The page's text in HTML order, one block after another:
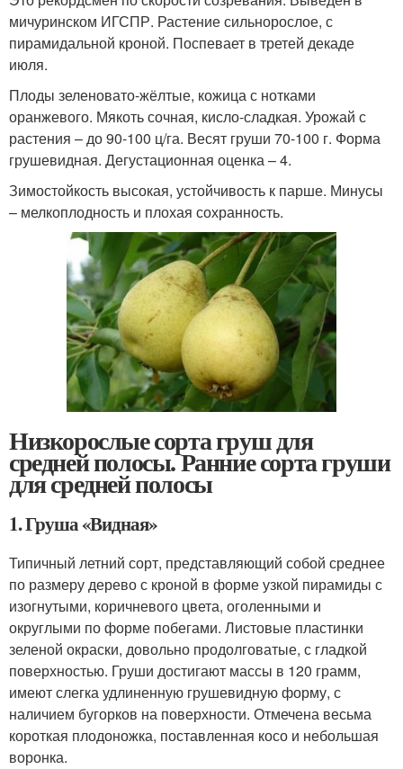
мичуринском ИГСПР. Растение сильнорослое, с
пирамидальной кроной. Поспевает в третей декаде
июля.
Плоды зеленовато-жёлтые, кожица с нотками
оранжевого. Мякоть сочная, кисло-сладкая. Урожай с
растения – до 90-100 ц/га. Весят груши 70-100 г. Форма
грушевидная. Дегустационная оценка – 4.
Зимостойкость высокая, устойчивость к парше. Минусы
– мелкоплодность и плохая сохранность.
Низкорослые сорта груш для
средней полосы. Ранние сорта груши
для средней полосы
1. Груша «Видная»
Типичный летний сорт, представляющий собой среднее
по размеру дерево с кроной в форме узкой пирамиды с
изогнутыми, коричневого цвета, оголенными и
округлыми по форме побегами. Листовые пластинки
зеленой окраски, довольно продолговатые, с гладкой
поверхностью. Груши достигают массы в 120 грамм,
имеют слегка удлиненную грушевидную форму, с
наличием бугорков на поверхности. Отмечена весьма
короткая плодоножка, поставленная косо и небольшая
воронка.